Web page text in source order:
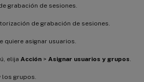
grabación de sesiones.
de grabación de sesiones.
quiere asignar usuarios.
elija Acción > Asignar usuarios y grupos
los grupos.